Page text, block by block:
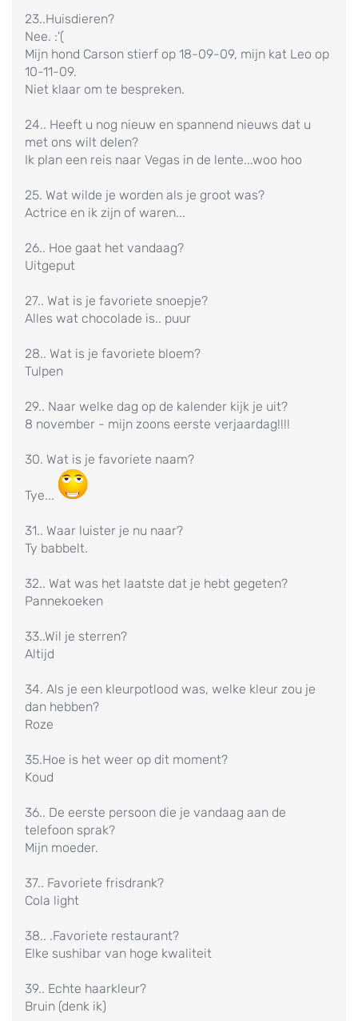
23..Huisdieren?
Nee. :'(
Mijn hond Carson stierf op 18-09-09, mijn kat Leo op
10-11-09.
Niet klaar om te bespreken.
24.. Heeft u nog nieuw en spannend nieuws dat u
met ons wilt delen?
Ik plan een reis naar Vegas in de lente...woo hoo
25. Wat wilde je worden als je groot was?
Actrice en ik zijn of waren...
26.. Hoe gaat het vandaag?
Uitgeput
27.. Wat is je favoriete snoepje?
Alles wat chocolade is.. puur
28.. Wat is je favoriete bloem?
Tulpen
29.. Naar welke dag op de kalender kijk je uit?
8 november - mijn zoons eerste verjaardag!!!!
30. Wat is je favoriete naam?
Tye...
31.. Waar luister je nu naar?
Ty babbelt.
32.. Wat was het laatste dat je hebt gegeten?
Pannekoeken
33..Wil je sterren?
Altijd
34. Als je een kleurpotlood was, welke kleur zou je
dan hebben?
Roze
35.Hoe is het weer op dit moment?
Koud
36.. De eerste persoon die je vandaag aan de
telefoon sprak?
Mijn moeder.
37.. Favoriete frisdrank?
Cola light
38.. .Favoriete restaurant?
Elke sushibar van hoge kwaliteit
39.. Echte haarkleur?
Bruin (denk ik)